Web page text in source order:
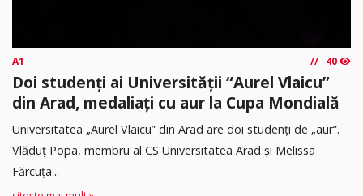
A1 40
Doi studenți ai Universității “Aurel Vlaicu”
din Arad, medaliați cu aur la Cupa Mondială
Universitatea „Aurel Vlaicu” din Arad are doi studenți de „aur”.
Vlăduț Popa, membru al CS Universitatea Arad și Melissa
Fărcuța...